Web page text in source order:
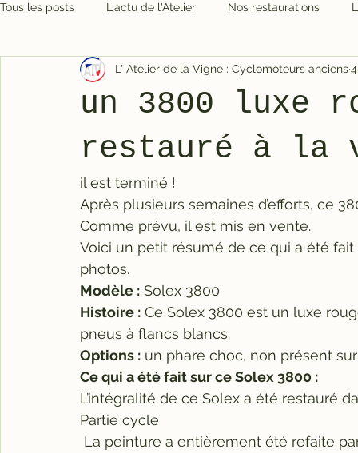
Tous les posts L'actu de l'Atelier Nos restaurations
un 3800 luxe
restauré à la
L' Atelier de la Vigne : Cyclomoteurs anciens
il est terminé !
Après plusieurs semaines d’efforts, ce
Comme prévu, il est mis en vente.
Voici un petit résumé de ce qui a été
photos.
Modèle : Solex 3800
Histoire : Ce Solex 3800 est un luxe
pneus à flancs blancs.
Options : un phare choc, non présent
Ce qui a été fait sur ce Solex 3800 :
L’intégralité de ce Solex a été restauré
Partie cycle
La peinture a entièrement été refaite